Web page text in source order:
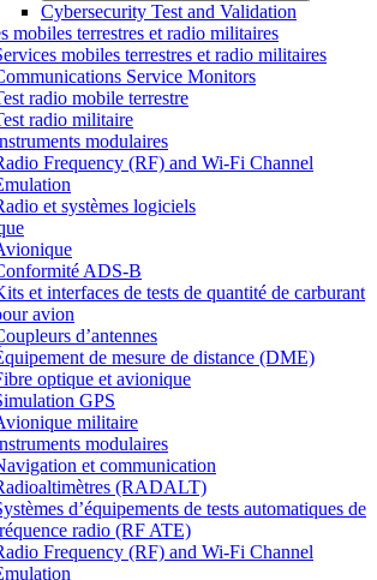
Cybersecurity Test and Validation
mobiles terrestres et radio militaires
mobiles terrestres et radio militaires
Service Monitors
radio mobile terrestre
radio militaire
modulaires
Frequency (RF) and Wi-Fi Channel
et systèmes logiciels
ADS-B
et interfaces de tests de quantité de carburant
avion
d’antennes
de mesure de distance (DME)
optique et avionique
GPS
militaire
modulaires
et communication
(RADALT)
d’équipements de tests automatiques de
radio (RF ATE)
Frequency (RF) and Wi-Fi Channel